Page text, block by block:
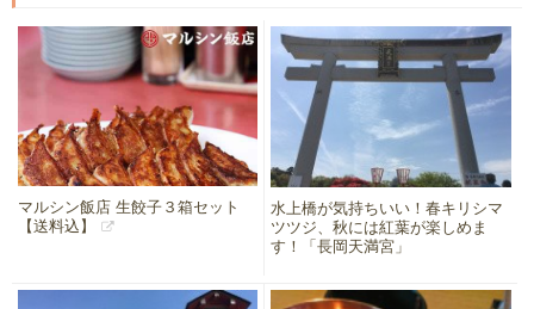
マルシン飯店 生餃子３箱セット
【送料込】
水上橋が気持ちいい！春キリシマ
ツツジ、秋には紅葉が楽しめま
す！「長岡天満宮」